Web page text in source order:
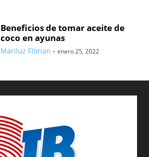
Beneficios de tomar aceite de
coco en ayunas
Mariluz Florian - enero 25, 2022